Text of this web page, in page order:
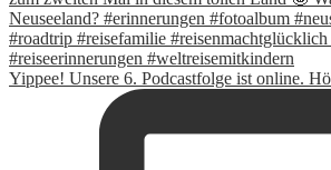
Yippee! Unsere 6. Podcastfolge ist online.